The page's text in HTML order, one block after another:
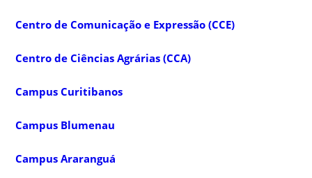
Centro de Comunicação e Expressão (CCE)
Centro de Ciências Agrárias (CCA)
Campus Curitibanos
Campus Blumenau
Campus Araranguá